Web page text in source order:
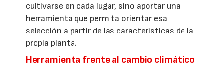
cultivarse en cada lugar, sino aportar una
herramienta que permita orientar esa
selección a partir de las características de la
propia planta.
Herramienta frente al cambio climático